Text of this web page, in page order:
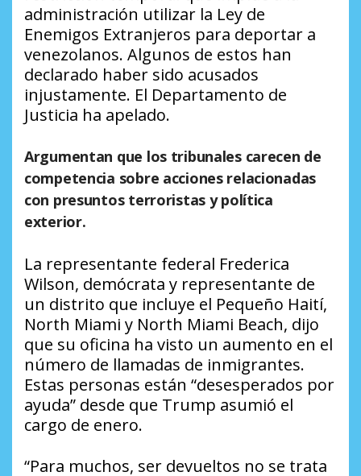
administración utilizar la Ley de
Enemigos Extranjeros para deportar a
venezolanos. Algunos de estos han
declarado haber sido acusados
injustamente. El Departamento de
Justicia ha apelado.
Argumentan que los tribunales carecen de
competencia sobre acciones relacionadas
con presuntos terroristas y política
exterior.
La representante federal Frederica
Wilson, demócrata y representante de
un distrito que incluye el Pequeño Haití,
North Miami y North Miami Beach, dijo
que su oficina ha visto un aumento en el
número de llamadas de inmigrantes.
Estas personas están “desesperados por
ayuda” desde que Trump asumió el
cargo de enero.
“Para muchos, ser devueltos no se trata